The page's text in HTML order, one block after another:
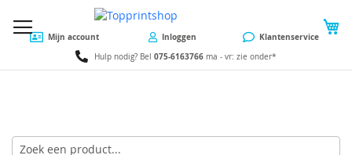
Mijn account Inloggen Klantenservice
Hulp nodig? Bel 075-6163766 ma - vr: zie onder*